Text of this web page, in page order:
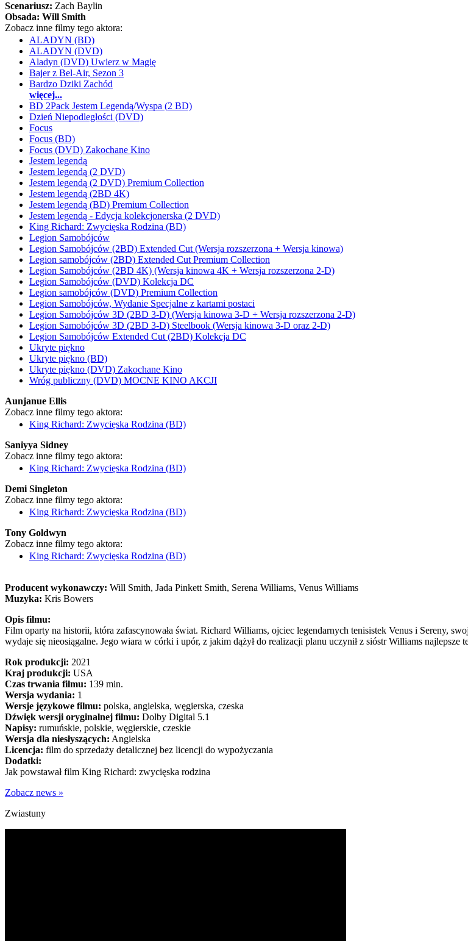
Scenariusz: Zach Baylin
Obsada: Will Smith
Zobacz inne filmy tego aktora:
ALADYN (BD)
ALADYN (DVD)
Aladyn (DVD) Uwierz w Magię
Bajer z Bel-Air, Sezon 3
Bardzo Dziki Zachód
więcej...
BD 2Pack Jestem Legendą/Wyspa (2 BD)
Dzień Niepodległości (DVD)
Focus
Focus (BD)
Focus (DVD) Zakochane Kino
Jestem legendą
Jestem legendą (2 DVD)
Jestem legendą (2 DVD) Premium Collection
Jestem legendą (2BD 4K)
Jestem legendą (BD) Premium Collection
Jestem legendą - Edycja kolekcjonerska (2 DVD)
King Richard: Zwycięska Rodzina (BD)
Legion Samobójców
Legion Samobójców (2BD) Extended Cut (Wersja rozszerzona + Wersja kinowa)
Legion samobójców (2BD) Extended Cut Premium Collection
Legion Samobójców (2BD 4K) (Wersja kinowa 4K + Wersja rozszerzona 2-D)
Legion Samobójców (DVD) Kolekcja DC
Legion samobójców (DVD) Premium Collection
Legion Samobójców, Wydanie Specjalne z kartami postaci
Legion Samobójców 3D (2BD 3-D) (Wersja kinowa 3-D + Wersja rozszerzona 2-D)
Legion Samobójców 3D (2BD 3-D) Steelbook (Wersja kinowa 3-D oraz 2-D)
Legion Samobójców Extended Cut (2BD) Kolekcja DC
Ukryte piękno
Ukryte piękno (BD)
Ukryte piękno (DVD) Zakochane Kino
Wróg publiczny (DVD) MOCNE KINO AKCJI
Aunjanue Ellis
Zobacz inne filmy tego aktora:
King Richard: Zwycięska Rodzina (BD)
Saniyya Sidney
Zobacz inne filmy tego aktora:
King Richard: Zwycięska Rodzina (BD)
Demi Singleton
Zobacz inne filmy tego aktora:
King Richard: Zwycięska Rodzina (BD)
Tony Goldwyn
Zobacz inne filmy tego aktora:
King Richard: Zwycięska Rodzina (BD)
Producent wykonawczy: Will Smith, Jada Pinkett Smith, Serena Williams, Venus Williams
Muzyka: Kris Bowers
Opis filmu:
Film oparty na historii, która zafascynowała świat. Richard Williams, ojciec legendarnych tenisistek Venus i Sereny,
wydaje się nieosiągalne. Jego wiara w córki i upór, z jakim dążył do realizacji planu uczynił z sióstr Williams najlepsze
Rok produkcji: 2021
Kraj produkcji: USA
Czas trwania filmu: 139 min.
Wersja wydania: 1
Wersje językowe filmu: polska, angielska, węgierska, czeska
Dźwięk wersji oryginalnej filmu: Dolby Digital 5.1
Napisy: rumuńskie, polskie, węgierskie, czeskie
Wersja dla niesłyszących: Angielska
Licencja: film do sprzedaży detalicznej bez licencji do wypożyczania
Dodatki:
Jak powstawał film King Richard: zwycięska rodzina
Zobacz news »
Zwiastuny